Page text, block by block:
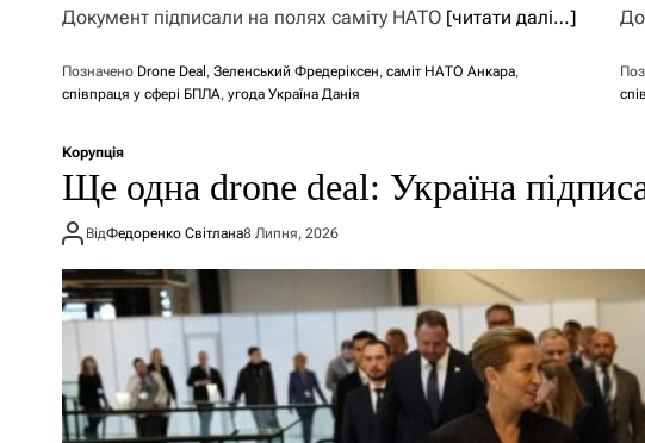
Документ підписали на полях саміту НАТО [читати далі…]
Позначено Drone Deal , Зеленський Фредеріксен, саміт НАТО Анкара,
співпраця у сфері БПЛА, угода Україна Данія
Корупція
Ще одна drone deal: Україна
ВідФедоренко Світлана8 Липня, 2026